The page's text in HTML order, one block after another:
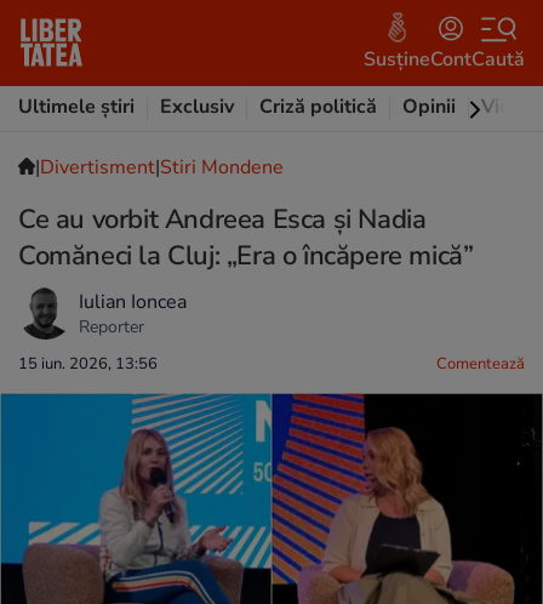
SusțineContCaută
Ultimele știri
Exclusiv Criză politică Opinii Video
|Divertisment|Stiri Mondene
Ce au vorbit Andreea Esca și Nadia
Comăneci la Cluj: „Era o încăpere mică”
Iulian Ioncea
Reporter
15 iun. 2026, 13:56 Comentează